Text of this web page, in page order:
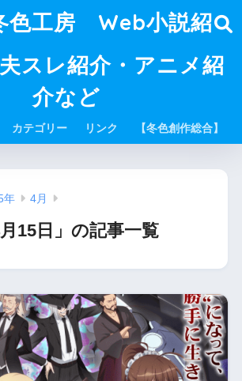
色工房 Web小説紹
スレ紹介・アニメ紹
介など
カテゴリー リンク 【冬色創作総合】
年 4月
月15日」の記事一覧